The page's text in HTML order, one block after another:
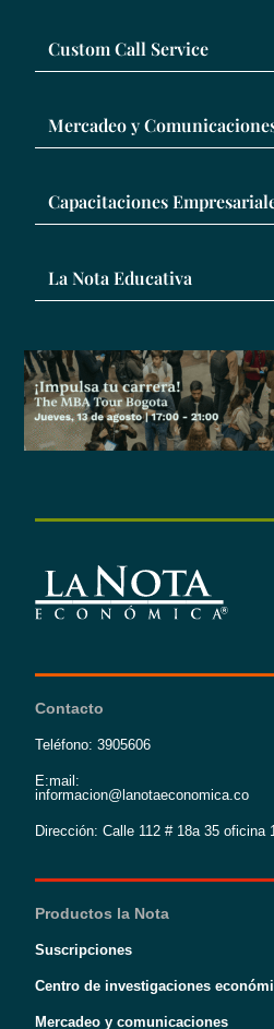
Custom Call Service
Mercadeo y
Capacitaciones
La Nota Educativa
Contacto
Teléfono: 3905606
E:mail:
informacion@lanotaeconomica.co
Dirección: Calle 112 # 18a 35 oficina
Productos la Nota
Suscripciones
Centro de investigaciones
Mercadeo y comunicaciones